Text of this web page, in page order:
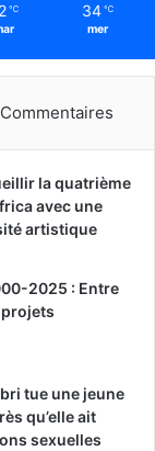
℃ 34 ℃
mer
Commentaires
la quatrième
avec une
artistique
2025 : Entre
tue une jeune
qu’elle ait
sexuelles